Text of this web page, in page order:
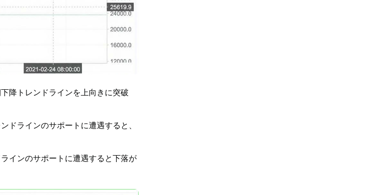
降トレンドラインを上向きに突破
ドラインのサポートに遭遇すると、
インのサポートに遭遇すると下落が